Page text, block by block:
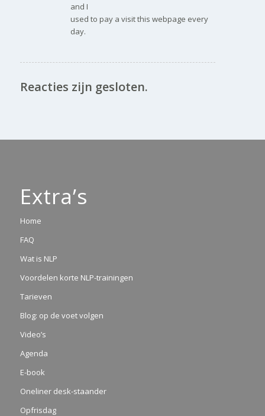
and I
used to pay a visit this webpage every
day.
Reacties zijn gesloten.
Extra’s
Home
FAQ
Wat is NLP
Voordelen korte NLP-trainingen
Tarieven
Blog: op de voet volgen
Video’s
Agenda
E-book
Oneliner desk-staander
Opfrisdag